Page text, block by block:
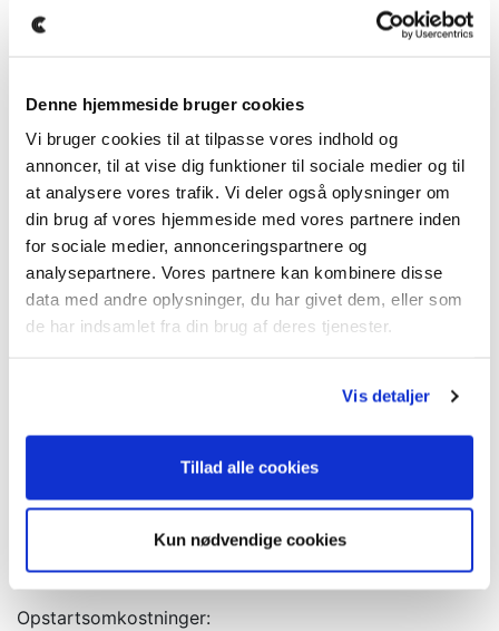
Denne hjemmeside bruger cookies
Vi bruger cookies til at tilpasse vores indhold og
annoncer, til at vise dig funktioner til sociale medier og til
at analysere vores trafik. Vi deler også oplysninger om
din brug af vores hjemmeside med vores partnere inden
for sociale medier, annonceringspartnere og
analysepartnere. Vores partnere kan kombinere disse
data med andre oplysninger, du har givet dem, eller som
de har indsamlet fra din brug af deres tjenester.
Vis detaljer
Tillad alle cookies
Kun nødvendige cookies
På denne bil kan vi tilbyde forsikring fra 675kr
Der tages forbehold for tastefejl, ændringer samt at
Kontakt os for mere info.
Bilen kan ses og prøvekøres efter aftale hos Clevr Car
i Vejle.
Inklusiv i tilbuddet:
▪️Mekanisk garantiforsikring
▪️Hjælp til videresalg
▪️Tilpasning af førstegangsydelse og månedlig ydelse
▪️Mulighed for kontrakt uden restværdi
▪️Vi kan tage din bil i bytte
Opstartsomkostninger: